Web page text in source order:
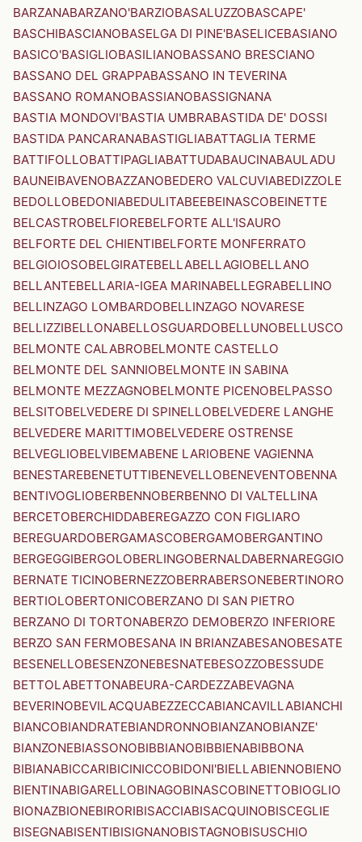
BARZANABARZANO'BARZIOBASALUZZOBASCAPE'
BASCHIBASCIANOBASELGA DI PINE'BASELICEBASIANO
BASICO'BASIGLIOBASILIANOBASSANO BRESCIANO
BASSANO DEL GRAPPABASSANO IN TEVERINA
BASSANO ROMANOBASSIANOBASSIGNANA
BASTIA MONDOVI'BASTIA UMBRABASTIDA DE' DOSSI
BASTIDA PANCARANABASTIGLIABATTAGLIA TERME
BATTIFOLLOBATTIPAGLIABATTUDABAUCINABAULADU
BAUNEIBAVENOBAZZANOBEDERO VALCUVIABEDIZZOLE
BEDOLLOBEDONIABEDULITABEEBEINASCOBEINETTE
BELCASTROBELFIOREBELFORTE ALL'ISAURO
BELFORTE DEL CHIENTIBELFORTE MONFERRATO
BELGIOIOSOBELGIRATEBELLABELLAGIOBELLANO
BELLANTEBELLARIA-IGEA MARINABELLEGRABELLINO
BELLINZAGO LOMBARDOBELLINZAGO NOVARESE
BELLIZZIBELLONABELLOSGUARDOBELLUNOBELLUSCO
BELMONTE CALABROBELMONTE CASTELLO
BELMONTE DEL SANNIOBELMONTE IN SABINA
BELMONTE MEZZAGNOBELMONTE PICENOBELPASSO
BELSITOBELVEDERE DI SPINELLOBELVEDERE LANGHE
BELVEDERE MARITTIMOBELVEDERE OSTRENSE
BELVEGLIOBELVIBEMABENE LARIOBENE VAGIENNA
BENESTAREBENETUTTIBENEVELLOBENEVENTOBENNA
BENTIVOGLIOBERBENNOBERBENNO DI VALTELLINA
BERCETOBERCHIDDABEREGAZZO CON FIGLIARO
BEREGUARDOBERGAMASCOBERGAMOBERGANTINO
BERGEGGIBERGOLOBERLINGOBERNALDABERNAREGGIO
BERNATE TICINOBERNEZZOBERRABERSONEBERTINORO
BERTIOLOBERTONICOBERZANO DI SAN PIETRO
BERZANO DI TORTONABERZO DEMOBERZO INFERIORE
BERZO SAN FERMOBESANA IN BRIANZABESANOBESATE
BESENELLOBESENZONEBESNATEBESOZZOBESSUDE
BETTOLABETTONABEURA-CARDEZZABEVAGNA
BEVERINOBEVILACQUABEZZECCABIANCAVILLABIANCHI
BIANCOBIANDRATEBIANDRONNOBIANZANOBIANZE'
BIANZONEBIASSONOBIBBIANOBIBBIENABIBBONA
BIBIANABICCARIBICINICCOBIDONI'BIELLABIENNOBIENO
BIENTINABIGARELLOBINAGOBINASCOBINETTOBIOGLIO
BIONAZBIONEBIRORIBISACCIABISACQUINOBISCEGLIE
BISEGNABISENTIBISIGNANOBISTAGNOBISUSCHIO